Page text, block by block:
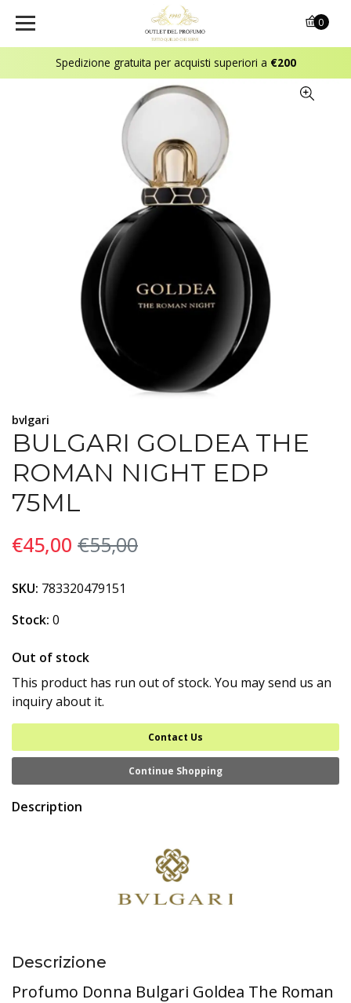
Spedizione gratuita per acquisti superiori a €200
0
bvlgari
BULGARI GOLDEA THE
ROMAN NIGHT EDP
75ML
€45,00 €55,00
SKU: 783320479151
Stock: 0
Out of stock
This product has run out of stock. You may send us an
inquiry about it.
Contact Us
Continue Shopping
Description
Descrizione
Profumo Donna Bulgari Goldea The Roman